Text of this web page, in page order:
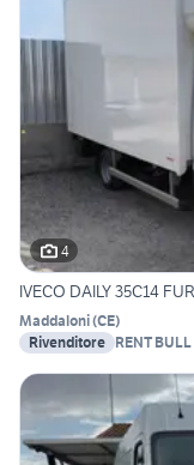
4
IVECO DAILY 35C14
Maddaloni(CE)
Rivenditore RENT BULL